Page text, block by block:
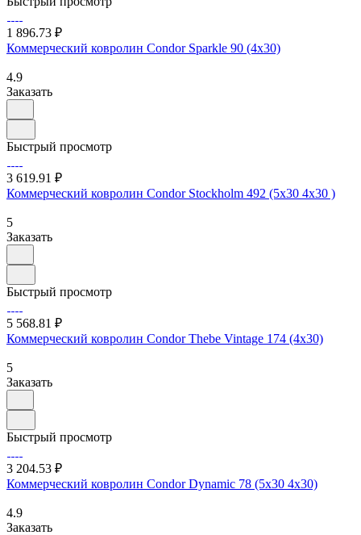
1 896.73 ₽
Коммерческий ковролин Condor Sparkle 90 (4х30)
4.9
Заказать
Быстрый просмотр
3 619.91 ₽
Коммерческий ковролин Condor Stockholm 492 (5х30 4х30 )
5
Заказать
Быстрый просмотр
5 568.81 ₽
Коммерческий ковролин Condor Thebe Vintage 174 (4х30)
5
Заказать
Быстрый просмотр
3 204.53 ₽
Коммерческий ковролин Condor Dynamic 78 (5х30 4х30)
4.9
Заказать